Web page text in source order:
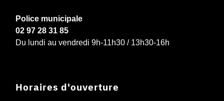
Police municipale
02 97 28 31 85
Du lundi au vendredi 9h-11h30 / 13h30-16h
Horaires d'ouverture